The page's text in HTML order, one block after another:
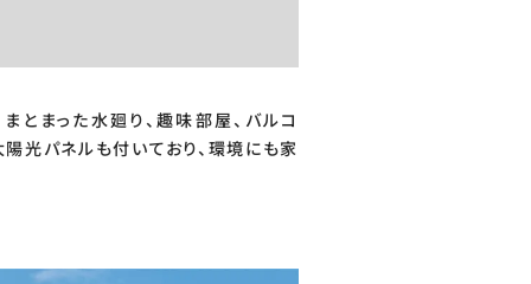
とまった水廻り、趣味部屋、バルコ
光パネルも付いており、環境にも家